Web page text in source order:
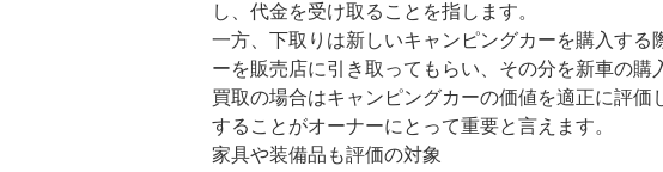
し、代金を受け取ることを指します。
一方、下取りは新しいキャンピングカーを購入する
ーを販売店に引き取ってもらい、その分を新車の購
買取の場合はキャンピングカーの価値を適正に評
することがオーナーにとって重要と言えます。
家具や装備品も評価の対象